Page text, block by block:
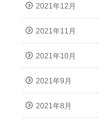
2021年12月
2021年11月
2021年10月
2021年9月
2021年8月